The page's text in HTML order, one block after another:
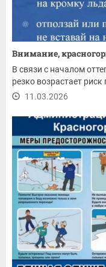
Внимание,
В связи с началом
резко возрастает
11.03.2026